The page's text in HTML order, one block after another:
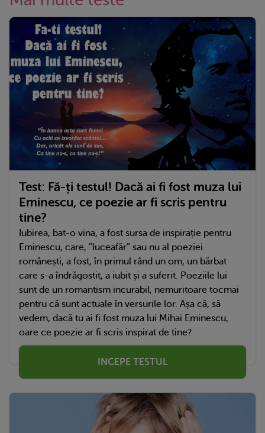
Test: Fă-ți testul! Dacă ai fi fost muza lui
Eminescu, ce poezie ar fi scris pentru
tine?
Iubirea, bat-o vina, a fost sursa de inspirație pentru
Eminescu, care, ”luceafăr” sau nu al poeziei
românești, a fost, în primul rând un om, un bărbat
care s-a îndrăgostit, a iubit și a suferit. Poeziile lui
sunt de un romantism incurabil, nemuritoare tocmai
pentru că sunt actuale în versurile lor. Așa că, să
vedem, dacă tu ai fi fost muza lui Mihai Eminescu,
oare ce poezie ar fi scris inspirat de tine?
INCEPE TESTUL